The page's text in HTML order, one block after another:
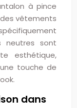
à pince
vêtements
neutres sont
esthétique,
touche de
dans